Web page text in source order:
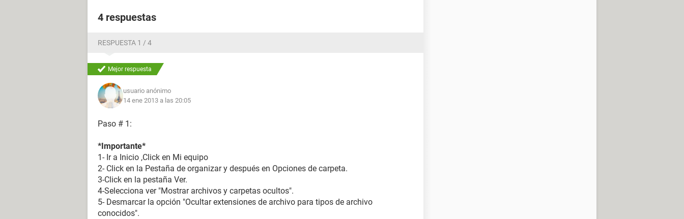
4 respuestas
RESPUESTA 1 / 4
Mejor respuesta
usuario anónimo
14 ene 2013 a las 20:05
Paso # 1:
*Importante*
1- Ir a Inicio ,Click en Mi equipo
2- Click en la Pestaña de organizar y después en Opciones de carpeta.
3-Click en la pestaña Ver.
4-Selecciona ver "Mostrar archivos y carpetas ocultos".
5- Desmarcar la opción "Ocultar extensiones de archivo para tipos de archivo
conocidos".